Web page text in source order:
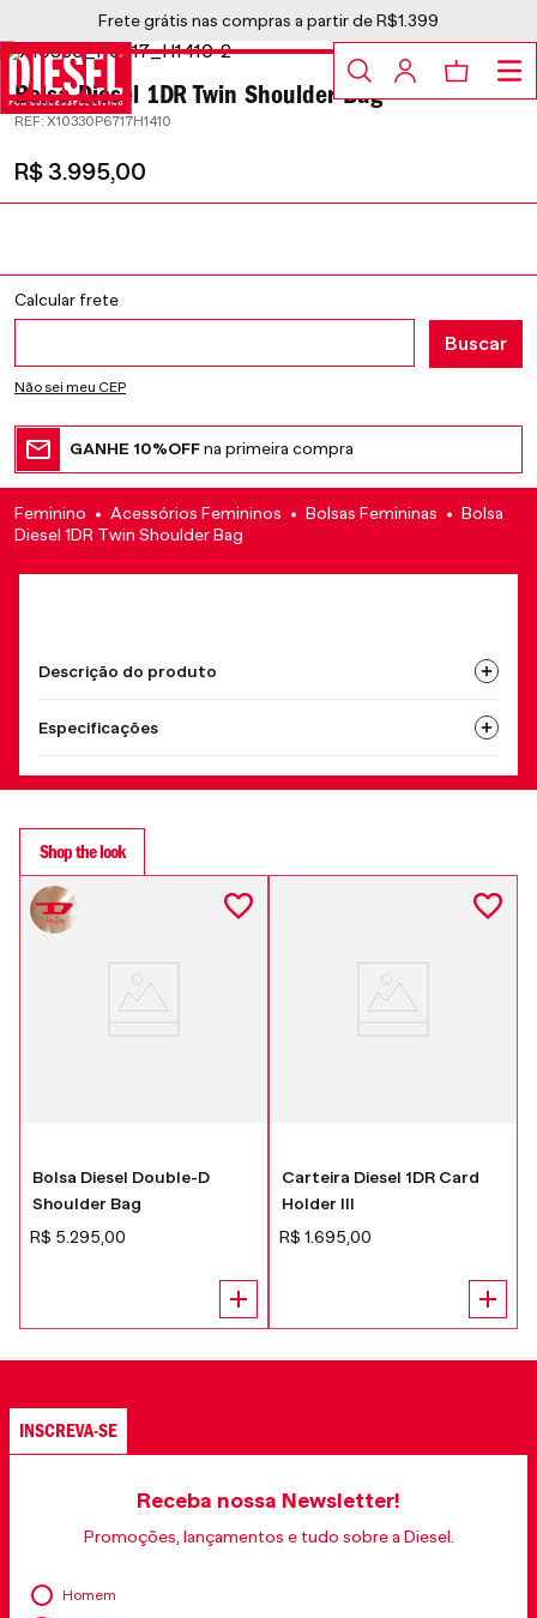
Frete grátis nas compras a partir de R$1.399
Bolsa Diesel 1DR Twin Shoulder Bag
: X10330P6717H1410
R$3.995,00
Não sei meu CEP
GANHE 10%OFFna primeira compra
Feminino Acessórios Femininos Bolsas Femininas
Bolsa
Diesel 1DR Twin Shoulder Bag
Descrição do produto
Especificações
Shop the look
Bolsa Diesel Double-D
Shoulder Bag
R$ 5 295 00
Carteira Diesel 1DR Card
Holder III
R$ 1 695 00
INSCREVA-SE
Receba nossa Newsletter!
Promoções, lançamentos e tudo sobre a Diesel.
Homem